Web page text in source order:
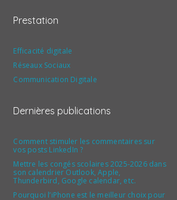
Prestation
Efficacité digitale
Réseaux Sociaux
Communication Digitale
Dernières publications
Comment stimuler les commentaires sur
vos posts LinkedIn ?
Mettre les congés scolaires 2025-2026 dans
son calendrier Outlook, Apple,
Thunderbird, Google calendar, etc.
Pourquoi l’iPhone est le meilleur choix pour